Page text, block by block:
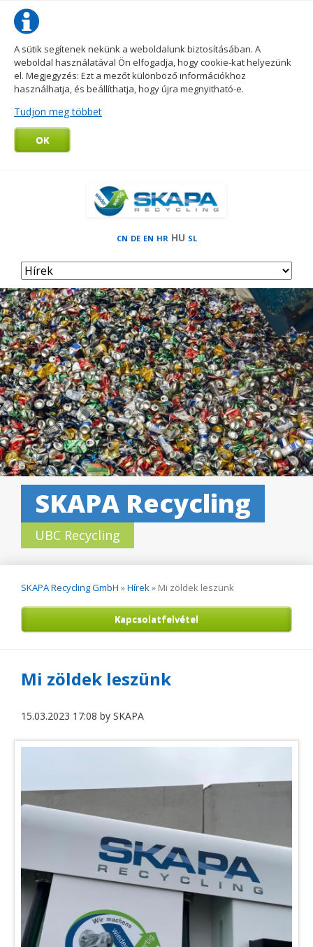
A sütik segítenek nekünk a weboldalunk biztosításában. A
weboldal használatával Ön elfogadja, hogy cookie-kat helyezünk
el. Megjegyzés: Ezt a mezőt különböző információkhoz
használhatja, és beállíthatja, hogy újra megnyitható-e.
Tudjon meg többet
OK
CN DE EN HR HU SL
navigation
SKAPA Recycling
UBC Recycling
SKAPA Recycling GmbH »Hírek » Mi zöldek leszünk
Kapcsolatfelvétel
Mi zöldek leszünk
15.03.2023 17:08 by SKAPA